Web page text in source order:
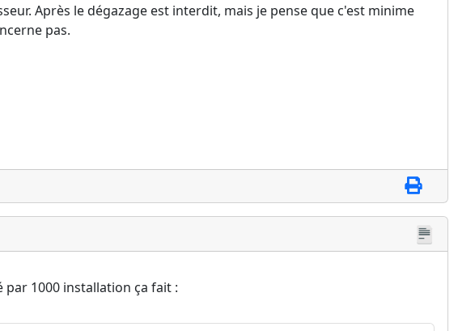
Après le dégazage est interdit, mais je pense que c'est minime
pas.
1000 installation ça fait :